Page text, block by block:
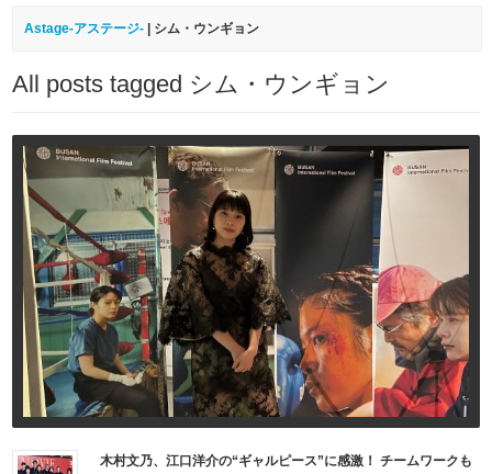
Astage-アステージ- シム・ウンギョン
All posts tagged シム・ウンギョン
木村文乃、江口洋介の“ギャルピース”に感激！ チームワークも